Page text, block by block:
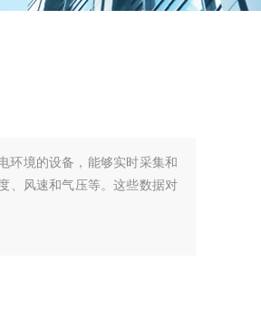
环境的设备，能够实时采集和
、风速和气压等。这些数据对